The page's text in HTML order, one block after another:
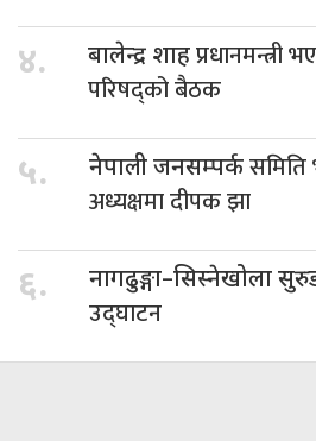
४. बालेन्द्र शाहप्रधानमन्त्री
परिषद्को बैठक
५. नेपाली जनसम्पर्कसमिति
अध्यक्षमा दीपक झा
६. नागढुङ्गा–सिस्नेखोला
उद्घाटन